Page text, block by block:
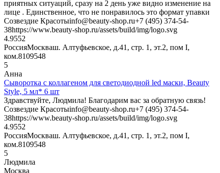
приятных ситуаций, сразу на 2 день уже видно изменение на
лице . Единственное, что не понравилось это формат упавки
Созвездие Красотыinfo@beauty-shop.ru+7 (495) 374-54-
38https://www.beauty-shop.ru/assets/build/img/logo.svg
4.9552
РоссияМоскваш. Алтуфьевское, д.41, стр. 1, эт.2, пом I,
ком.8109548
5
Анна
Сыворотка с коллагеном для светодиодной led маски, Beauty
Style, 5 мл* 6 шт
Здравствуйте, Людмила! Благодарим вас за обратную связь!
Созвездие Красотыinfo@beauty-shop.ru+7 (495) 374-54-
38https://www.beauty-shop.ru/assets/build/img/logo.svg
4.9552
РоссияМоскваш. Алтуфьевское, д.41, стр. 1, эт.2, пом I,
ком.8109548
5
Людмила
Москва